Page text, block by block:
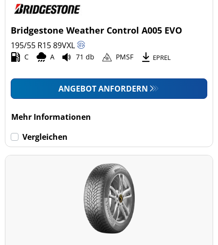
Bridgestone Weather Control A005 EVO
195/55 R1589VXL
C A 71 db PMSF EPREL
ANGEBOT ANFORDERN
Mehr Informationen
Vergleichen